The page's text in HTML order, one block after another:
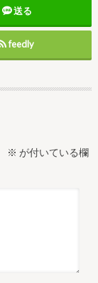
送る
feedly
※ が付いている欄